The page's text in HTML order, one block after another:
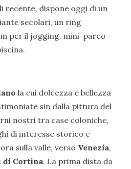
recente, dispone oggi di un
secolari, un ring
per il jogging, mini-parco
la cui dolcezza e bellezza
sin dalla pittura del
nostri tra case coloniche,
di interesse storico e
sulla valle, verso Venezia,
di Cortina. La prima dista da